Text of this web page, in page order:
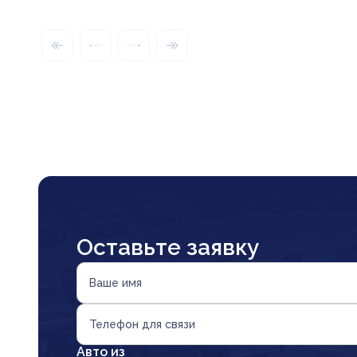
Оставьте заявку
Ваше имя
Телефон для связи
Авто из